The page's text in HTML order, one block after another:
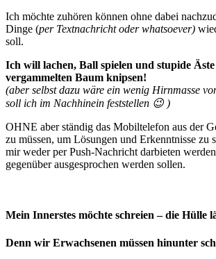
Ich möchte zuhören können ohne dabei
Dinge (per Textnachricht oder whatsoever)
soll.
Ich will lachen, Ball spielen und stupide
vergammelten Baum knipsen!
(aber selbst dazu wäre ein wenig Hirnmasse
soll ich im Nachhinein feststellen 😉 )
OHNE aber ständig das Mobiltelefon aus der
zu müssen, um Lösungen und Erkenntnisse zu
mir weder per Push-Nachricht darbieten
gegenüber ausgesprochen werden sollen.
Mein Innerstes möchte schreien – die Hülle
Denn wir Erwachsenen müssen hinunter